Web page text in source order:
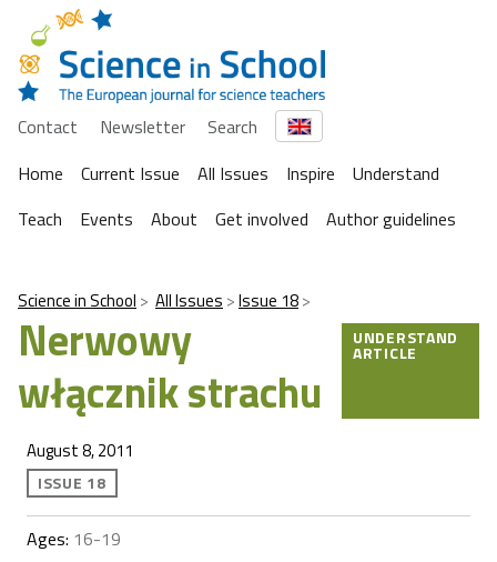
Contact Newsletter
Search
Home
Current Issue All Issues Inspire
Understand
Teach
Events About Get involved Author guidelines
Science in School All Issues Issue 18
Nerwowy
włącznik strachu
UNDERSTAND
ARTICLE
August 8, 2011
ISSUE 18
Ages: 16-19